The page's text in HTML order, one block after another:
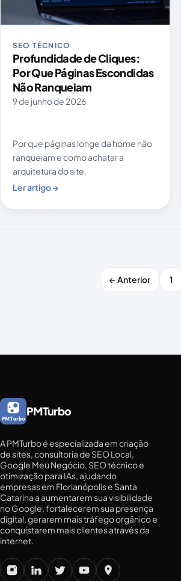
SEO TÉCNICO
Profundidade de Cliques:
Por Que Páginas Escondidas
Não Ranqueiam
9 de junho de 2026
Por que páginas longe da home não
ranqueiam e como achatar a
arquitetura do site.
Ler artigo →
← Anterior 1
PMTurbo
A PMTurbo é especializada em criação
de sites, consultoria de SEO Local,
Google Meu Negócio, SEO técnico e
otimização para IAs, ajudando
empresas em Florianópolis e Santa
Catarina a aumentarem sua visibilidade
no Google, fortalecerem sua presença
digital, gerarem mais tráfego orgânico e
conquistarem mais clientes através da
internet.